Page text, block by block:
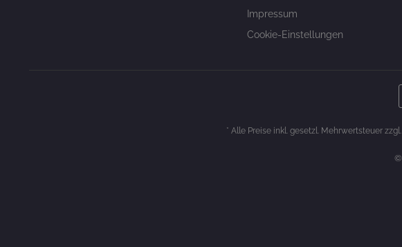
Impressum
Cookie-Einstellungen
* Alle Preise inkl. gesetzl. Mehrwertsteuer zzgl.
©